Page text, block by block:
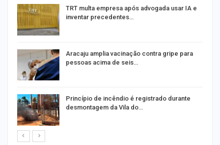
TRT multa empresa após advogada usar IA e
inventar precedentes…
Aracaju amplia vacinação contra gripe para
pessoas acima de seis…
Princípio de incêndio é registrado durante
desmontagem da Vila do…